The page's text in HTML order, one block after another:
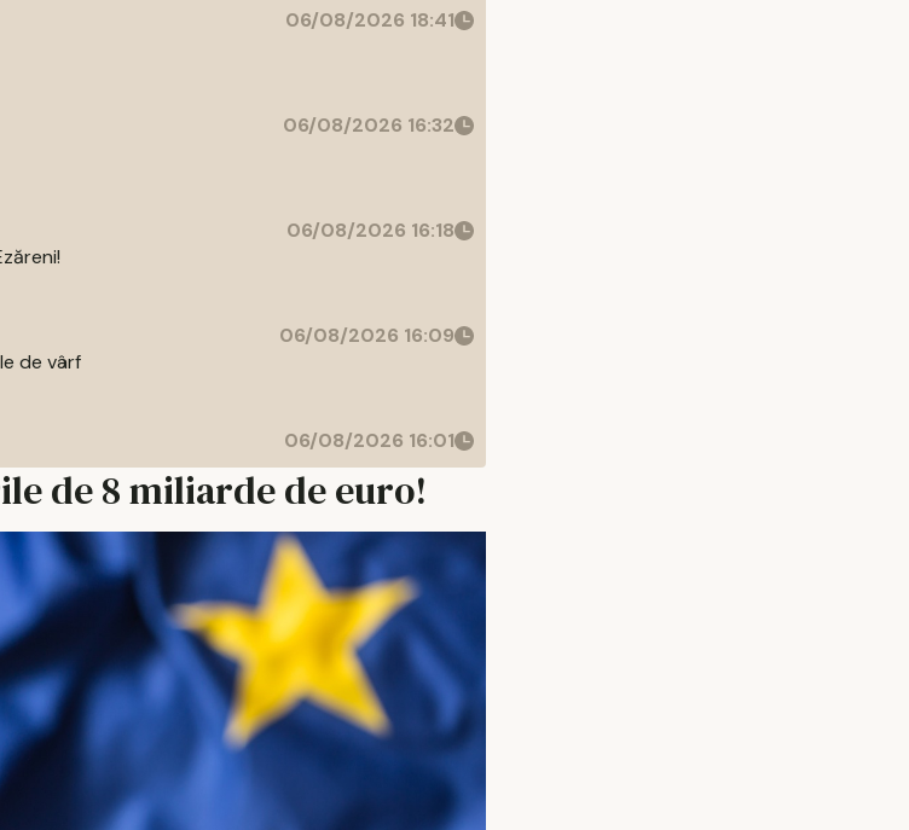
06/08/2026 18:41
06/08/2026 16:32
06/08/2026 16:18
06/08/2026 16:09
de vârf
06/08/2026 16:01
de 8 miliarde de euro!